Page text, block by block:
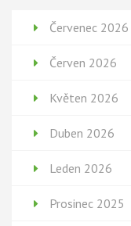
Červenec 2026
Červen 2026
Květen 2026
Duben 2026
Leden 2026
Prosinec 2025